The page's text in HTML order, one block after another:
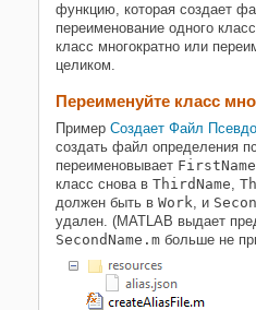
функцию, которая создает
переименование одного
класс многократно или
целиком.
Переименуйте класс
Пример Создает Файл
создать файл определения
переименовывает FirstName
класс снова в ThirdName,
должен быть в Work, и
удален. (MATLAB выдает
SecondName.m больше не